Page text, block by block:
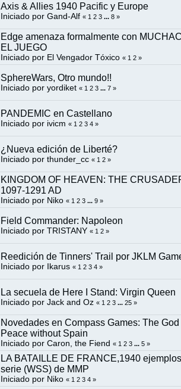
Axis & Allies 1940 Pacific y Europe
Iniciado por Gand-Alf « 1 2 3 ... 8 »
Edge amenaza formalmente con
EL JUEGO
Iniciado por El Vengador Tóxico « 1 2 »
SphereWars, Otro mundo!!
Iniciado por yordiket « 1 2 3 ... 7 »
PANDEMIC en Castellano
Iniciado por ivicm « 1 2 3 4 »
¿Nueva edición de Liberté?
Iniciado por thunder_cc « 1 2 »
KINGDOM OF HEAVEN: THE
1097-1291 AD
Iniciado por Niko « 1 2 3 ... 9 »
Field Commander: Napoleon
Iniciado por TRISTANY « 1 2 »
Reedición de Tinners' Trail por JKLM
Iniciado por Ikarus « 1 2 3 4 »
La secuela de Here I Stand: Virgin Queen
Iniciado por Jack and Oz « 1 2 3 ... 25 »
Novedades en Compass Games: The
Peace without Spain
Iniciado por Caron, the Fiend « 1 2 3 ... 5 »
LA BATAILLE DE FRANCE,1940
serie (WSS) de MMP
Iniciado por Niko « 1 2 3 4 »